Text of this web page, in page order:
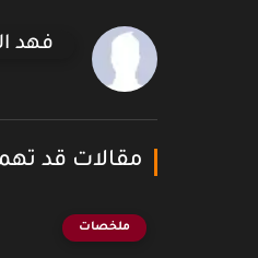
فهد
مقالات قد
ملخصات